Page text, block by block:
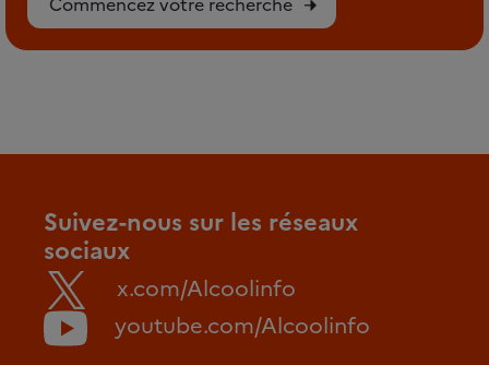
Suivez-nous sur les réseaux
sociaux
x.com/Alcoolinfo
youtube.com/Alcoolinfo